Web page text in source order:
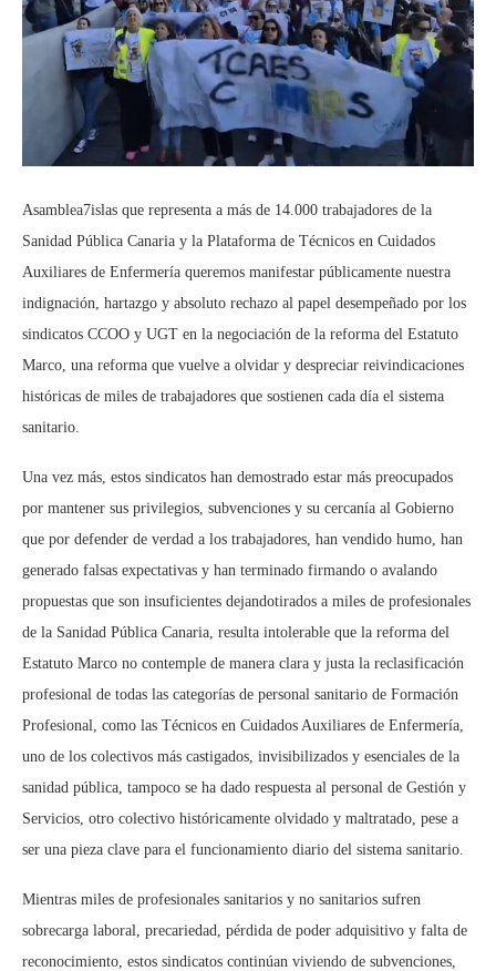
Asamblea7islas que representa a más de 14.000 trabajadores de la
Sanidad Pública Canaria y la Plataforma de Técnicos en Cuidados
Auxiliares de Enfermería queremos manifestar públicamente nuestra
indignación, hartazgo y absoluto rechazo al papel desempeñado por los
sindicatos CCOO y UGT en la negociación de la reforma del Estatuto
Marco, una reforma que vuelve a olvidar y despreciar reivindicaciones
históricas de miles de trabajadores que sostienen cada día el sistema
sanitario.
Una vez más, estos sindicatos han demostrado estar más preocupados
por mantener sus privilegios, subvenciones y su cercanía al Gobierno
que por defender de verdad a los trabajadores , han vendido humo, han
generado falsas expectativas y han terminado firmando o avalando
propuestas que son insuficientes dejandotirados a miles de profesionales
de la Sanidad Pública Canaria, resulta intolerable que la reforma del
Estatuto Marco no contemple de manera clara y justa la reclasificación
profesional de todas las categorías de personal sanitario de Formación
Profesional, como las Técnicos en Cuidados Auxiliares de Enfermería,
uno de los colectivos más castigados, invisibilizados y esenciales de la
sanidad pública , tampoco se ha dado respuesta al personal de Gestión y
Servicios, otro colectivo históricamente olvidado y maltratado, pese a
ser una pieza clave para el funcionamiento diario del sistema sanitario.
Mientras miles de profesionales sanitarios y no sanitarios sufren
sobrecarga laboral, precariedad, pérdida de poder adquisitivo y falta de
reconocimiento, estos sindicatos continúan viviendo de subvenciones,